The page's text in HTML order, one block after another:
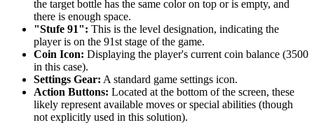
the target bottle has the same color on top or is empty, and
there is enough space.
"Stufe 91": This is the level designation, indicating the
player is on the 91st stage of the game.
Coin Icon: Displaying the player's current coin balance (3500
in this case).
Settings Gear: A standard game settings icon.
Action Buttons: Located at the bottom of the screen, these
likely represent available moves or special abilities (though
not explicitly used in this solution).